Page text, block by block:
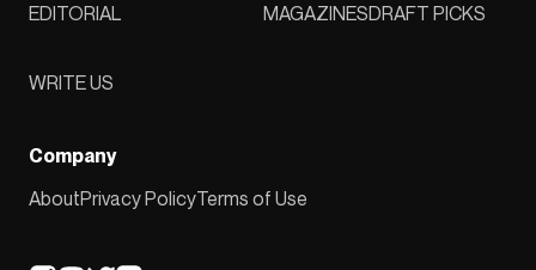
EDITORIAL
MAGAZINESDRAFT PICKS
WRITE US
Company
AboutPrivacy PolicyTerms of Use